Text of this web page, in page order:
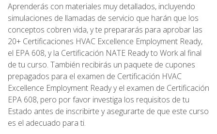
Aprenderás con materiales muy detallados, incluyendo
simulaciones de llamadas de servicio que harán que los
conceptos cobren vida, y te prepararás para aprobar las
20+ Certificaciones HVAC Excellence Employment Ready,
el EPA 608, y la Certificación NATE Ready to Work al final
de tu curso. También recibirás un paquete de cupones
prepagados para el examen de Certificación HVAC
Excellence Employment Ready y el examen de Certificación
EPA 608, pero por favor investiga los requisitos de tu
Estado antes de inscribirte y asegurarte de que este curso
es el adecuado para ti.